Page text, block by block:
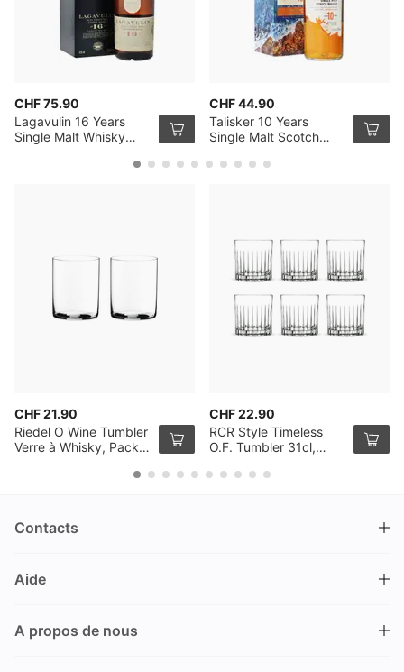
CHF 75.90
Lagavulin 16 Years
Single Malt Whisky
CHF 44.90
Talisker 10 Years
Single Malt Scotch
CHF 21.90
Riedel O Wine Tumbler
Verre à Whisky, Pack
CHF 22.90
RCR Style Timeless
O.F. Tumbler 31cl,
Contacts
Nüschelerstrasse 35
Suisse
Aide
Processus de commande
A propos de nous